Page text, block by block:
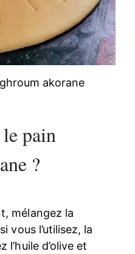
akorane
pain
?
mélangez la
vous l’utilisez, la
l’huile d’olive et